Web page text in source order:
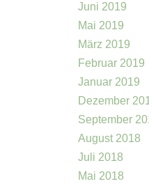
Juni 2019
Mai 2019
März 2019
Februar 2019
Januar 2019
Dezember
September
August 2018
Juli 2018
Mai 2018